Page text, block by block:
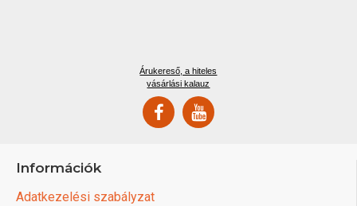
Árukereső, a hiteles
vásárlási kalauz
Információk
Adatkezelési szabályzat